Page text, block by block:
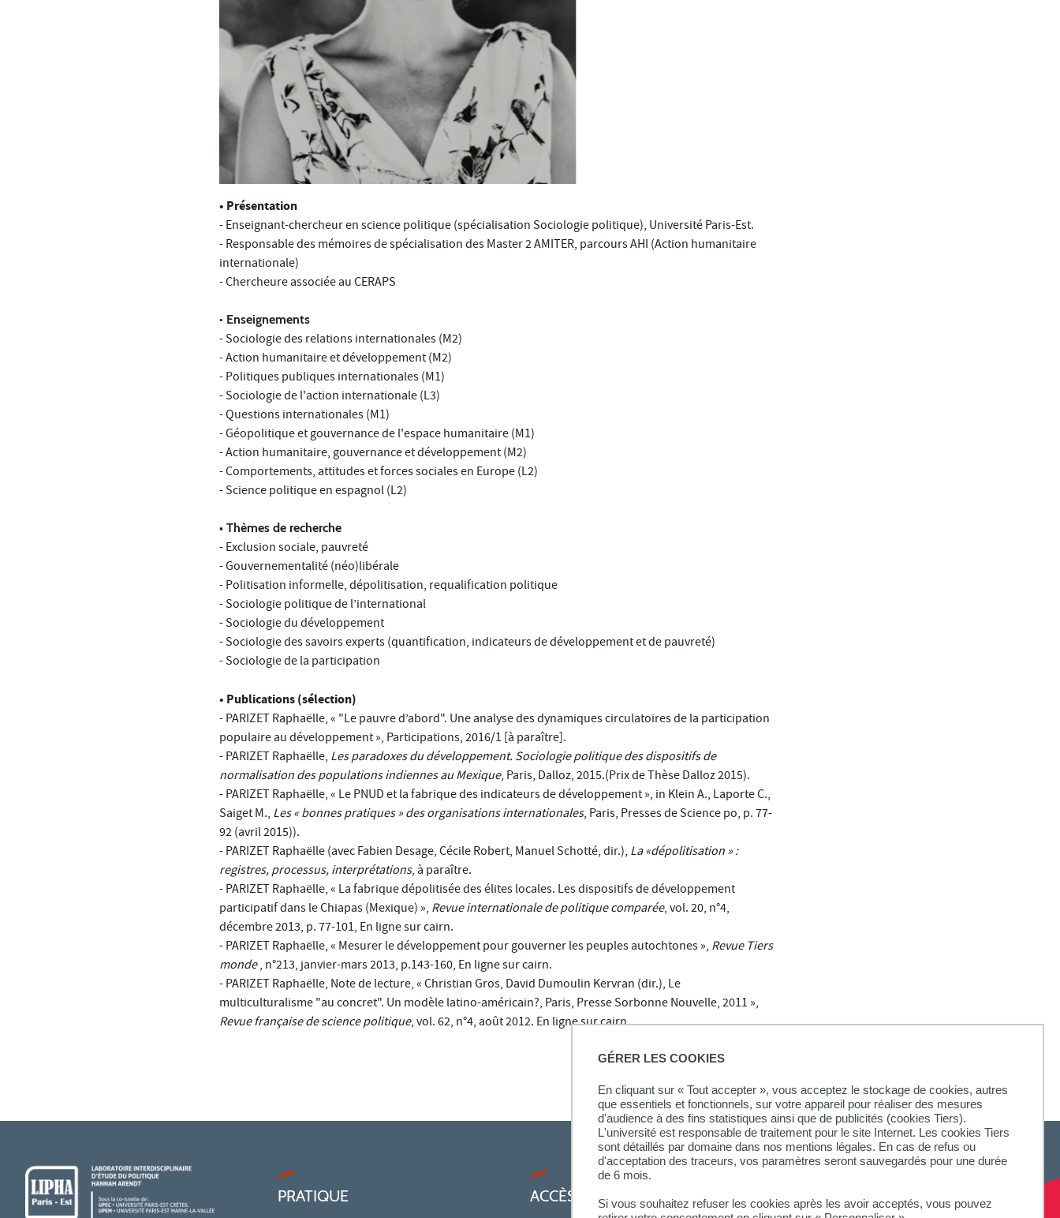
GÉRER LES COOKIES
En cliquant sur « Tout accepter », vous acceptez le stockage de cookies, autres
que essentiels et fonctionnels, sur votre appareil pour réaliser des mesures
d'audience à des fins statistiques ainsi que de publicités (cookies Tiers).
L'université est responsable de traitement pour le site Internet. Les cookies Tiers
sont détaillés par domaine dans nos mentions légales. En cas de refus ou
d'acceptation des traceurs, vos paramètres seront sauvegardés pour une durée
de 6 mois.
Si vous souhaitez refuser les cookies après les avoir acceptés, vous pouvez
• Présentation
- Enseignant-chercheur en science politique (spécialisation Sociologie politique), Université Paris-Est.
- Responsable des mémoires de spécialisation des Master 2 AMITER, parcours AHI (Action humanitaire
internationale)
- Chercheure associée au CERAPS
• Enseignements
- Sociologie des relations internationales (M2)
- Action humanitaire et développement (M2)
- Politiques publiques internationales (M1)
- Sociologie de l'action internationale (L3)
- Questions internationales (M1)
- Géopolitique et gouvernance de l'espace humanitaire (M1)
- Action humanitaire, gouvernance et développement (M2)
- Comportements, attitudes et forces sociales en Europe (L2)
- Science politique en espagnol (L2)
• Thèmes de recherche
- Exclusion sociale, pauvreté
- Gouvernementalité (néo)libérale
- Politisation informelle, dépolitisation, requalification politique
- Sociologie politique de l’international
- Sociologie du développement
- Sociologie des savoirs experts (quantification, indicateurs de développement et de pauvreté)
- Sociologie de la participation
• Publications (sélection)
- PARIZET Raphaëlle, « "Le pauvre d’abord". Une analyse des dynamiques circulatoires de la participation
populaire au développement », Participations, 2016/1 [à paraître].
- PARIZET Raphaëlle, Les paradoxes du développement. Sociologie politique des dispositifs de
normalisation des populations indiennes au Mexique, Paris, Dalloz, 2015.(Prix de Thèse Dalloz 2015).
- PARIZET Raphaëlle, « Le PNUD et la fabrique des indicateurs de développement », in Klein A., Laporte C.,
Saiget M., Les « bonnes pratiques » des organisations internationales, Paris, Presses de Science po, p. 77-
92 (avril 2015)).
- PARIZET Raphaëlle (avec Fabien Desage, Cécile Robert, Manuel Schotté, dir.), La «dépolitisation » :
registres, processus, interprétations, à paraître.
- PARIZET Raphaëlle, « La fabrique dépolitisée des élites locales. Les dispositifs de développement
participatif dans le Chiapas (Mexique) », Revue internationale de politique comparée, vol. 20, n°4,
décembre 2013, p. 77-101, En ligne sur cairn.
- PARIZET Raphaëlle, « Mesurer le développement pour gouverner les peuples autochtones », Revue Tiers
monde, n°213, janvier-mars 2013, p.143-160, En ligne sur cairn.
- PARIZET Raphaëlle, Note de lecture, « Christian Gros, David Dumoulin Kervran (dir.), Le
multiculturalisme "au concret". Un modèle latino-américain?, Paris, Presse Sorbonne Nouvelle, 2011 »,
Revue française de science politique, vol. 62, n°4, août 2012. En ligne sur cairn.
PRATIQUE ACCÈS RAPIDES